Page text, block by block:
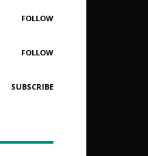
FOLLOW
FOLLOW
SUBSCRIBE